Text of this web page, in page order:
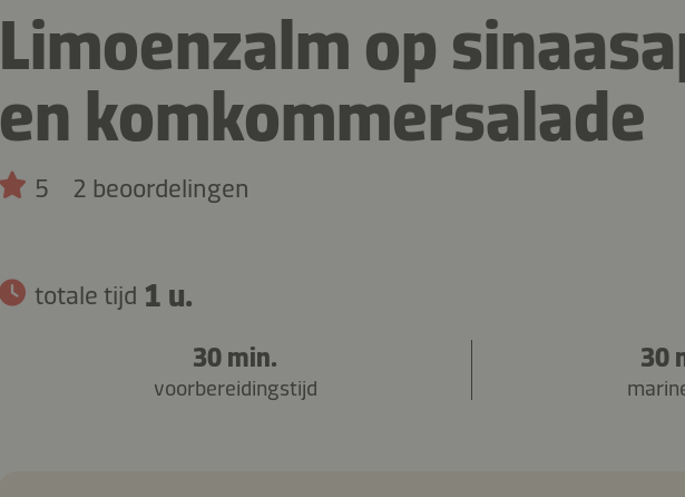
Limoenzalm op
en komkommersalade
5 2 beoordelingen
totale tijd 1 u.
30 min.
voorbereidingstijd
30